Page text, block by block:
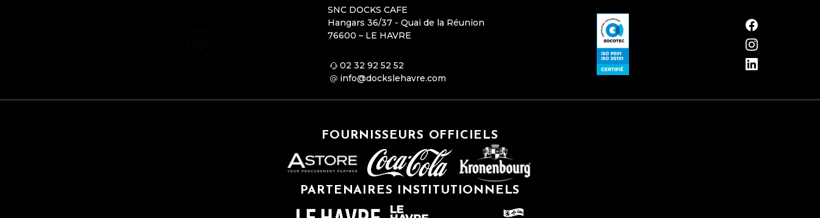
SNC DOCKS CAFE
Hangars 36/37 - Quai de la Réunion
76600 – LE HAVRE
02 32 92 52 52
info@dockslehavre.com
FOURNISSEURS OFFICIELS
PARTENAIRES INSTITUTIONNELS